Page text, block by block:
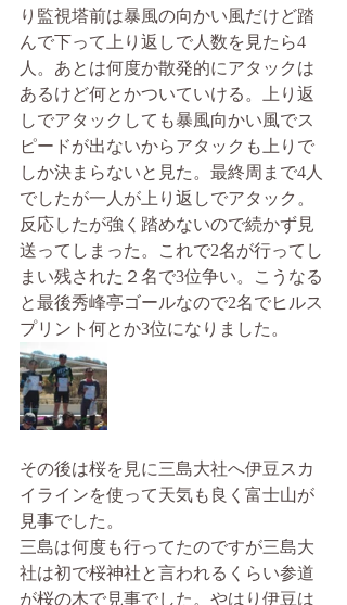
り監視塔前は暴風の向かい風だけど踏
んで下って上り返しで人数を見たら4
人。あとは何度か散発的にアタックは
あるけど何とかついていける。上り返
しでアタックしても暴風向かい風でス
ピードが出ないからアタックも上りで
しか決まらないと見た。最終周まで4人
でしたが一人が上り返しでアタック。
反応したが強く踏めないので続かず見
送ってしまった。これで2名が行ってし
まい残された２名で3位争い。こうなる
と最後秀峰亭ゴールなので2名でヒルス
プリント何とか3位になりました。
その後は桜を見に三島大社へ伊豆スカ
イラインを使って天気も良く富士山が
見事でした。
三島は何度も行ってたのですが三島大
社は初で桜神社と言われるくらい参道
が桜の木で見事でした。やはり伊豆は